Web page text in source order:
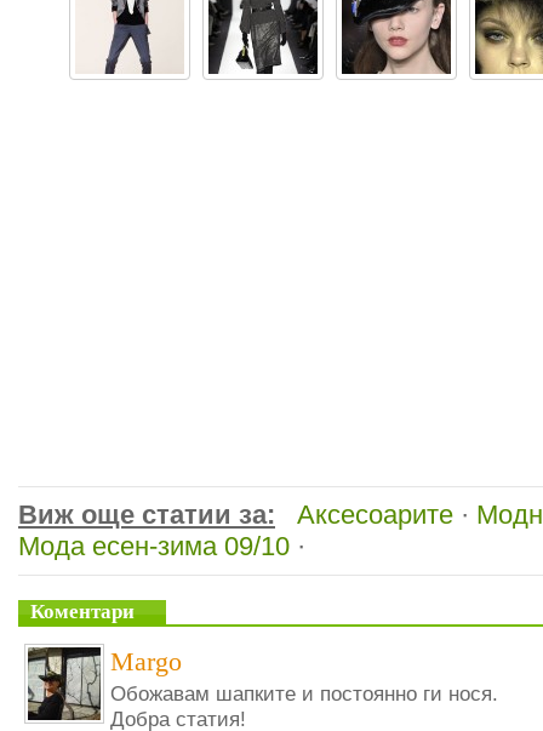
Виж още статии за: Аксесоарите ·
Мода есен-зима 09/10 ·
Коментари
Margo
Обожавам шапките и постоянно ги нося.
Добра статия!